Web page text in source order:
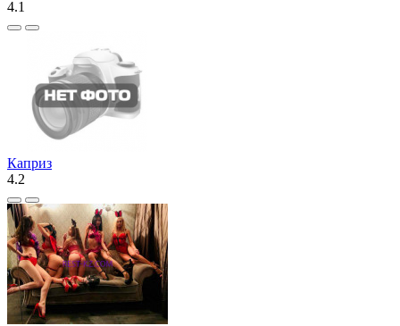
4.1
Каприз
4.2